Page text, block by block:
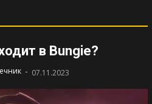
в Bungie?
- 07.11.2023